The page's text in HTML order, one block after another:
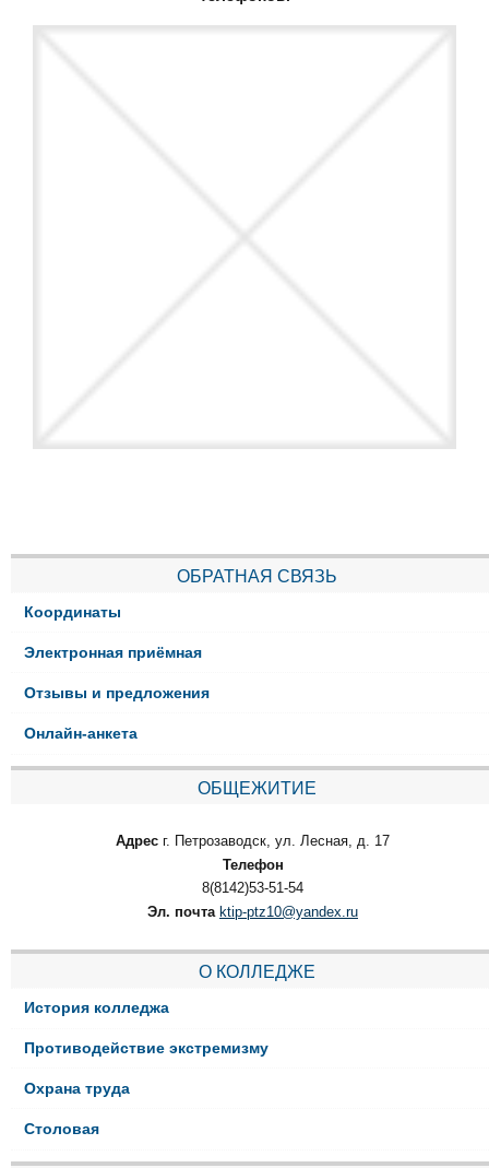
ОБРАТНАЯ СВЯЗЬ
Координаты
Электронная приёмная
Отзывы и предложения
Онлайн-анкета
ОБЩЕЖИТИЕ
Адрес г. Петрозаводск, ул. Лесная, д. 17
Телефон
8(8142)53-51-54
Эл. почта ktip-ptz10@yandex.ru
О КОЛЛЕДЖЕ
История колледжа
Противодействие экстремизму
Охрана труда
Столовая